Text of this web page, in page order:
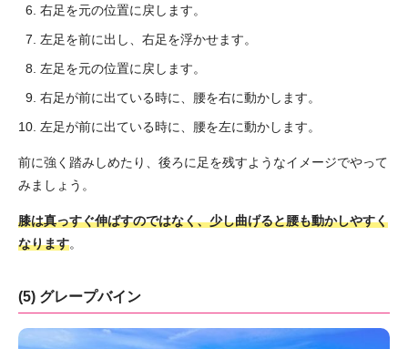
右足を元の位置に戻します。
左足を前に出し、右足を浮かせます。
左足を元の位置に戻します。
右足が前に出ている時に、腰を右に動かします。
左足が前に出ている時に、腰を左に動かします。
前に強く踏みしめたり、後ろに足を残すようなイメージでやって
みましょう。
膝は真っすぐ伸ばすのではなく、少し曲げると腰も動かしやすく
なります。
(5) グレープバイン